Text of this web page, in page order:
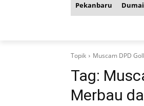
Pekanbaru Dumai
Topik Muscam DPD
Tag:
Merbau